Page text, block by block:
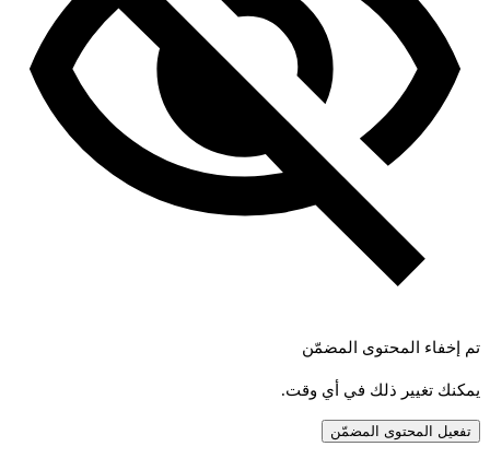
تم إخفاء المحتوى المضمّن
يمكنك تغيير ذلك في أي وقت.
تفعيل المحتوى المضمّن